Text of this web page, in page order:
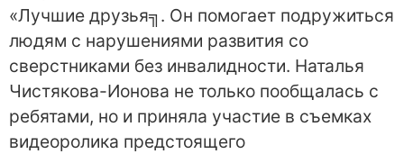
«Лучшие друзья╗. Он помогает подружиться
людям с нарушениями развития со
сверстниками без инвалидности. Наталья
Чистякова-Ионова не только пообщалась с
ребятами, но и приняла участие в съемках
видеоролика предстоящего